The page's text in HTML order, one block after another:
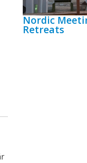
Nordic
Retreats